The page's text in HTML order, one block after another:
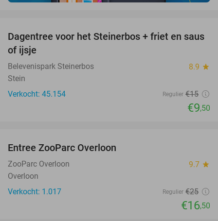
37%
Dagentree voor het Steinerbos + friet en saus
of ijsje
Belevenispark Steinerbos 8.9 star
Stein
Verkocht: 45.154
Regulier €15
€9,50
Entree ZooParc Overloon
ZooParc Overloon 9.7 star
Overloon
Verkocht: 1.017
Regulier €25
€16,50